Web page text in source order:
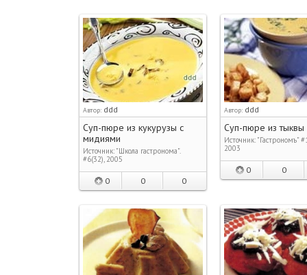
Автор: ddd
Суп-пюре из кукурузы с
мидиями
Источник: "Школа гастронома".
#6(32), 2005
0 0 0
Автор: ddd
Суп-пюре из тыквы
Источник: "Гастрономъ"
2003
0 0